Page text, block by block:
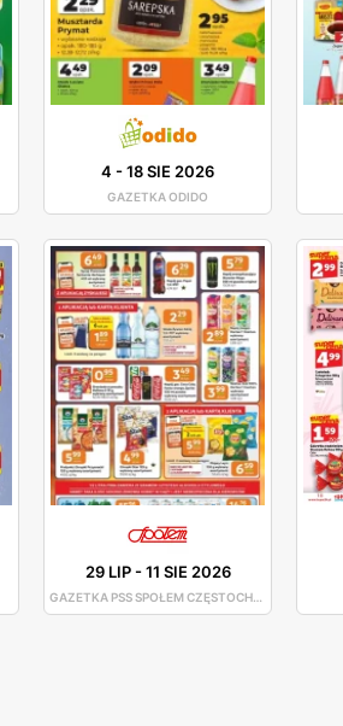
4 -18 SIE 2026
GAZETKA ODIDO
29 LIP-11 SIE 2026
GAZETKA PSS SPOŁEM CZĘSTOCHOWA